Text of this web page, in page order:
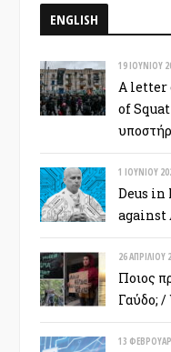
ENGLISH
19 ΙΟΥΝΊΟΥ
A letter
of
1 ΙΟΥΝΊΟΥ
Deus in
26 ΑΠΡΙΛΊΟΥ
Ποιος
Γαύδο;
13